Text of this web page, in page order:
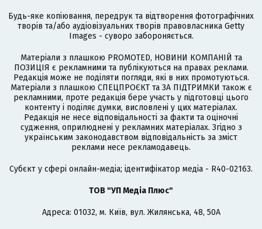
Будь-яке копіювання, передрук та відтворення фотографічних
творів та/або аудіовізуальних творів правовласника Getty
Images - суворо забороняється.
Матеріали з плашкою PROMOTED, НОВИНИ КОМПАНІЙ та
ПОЗИЦІЯ є рекламними та публікуються на правах реклами.
Редакція може не поділяти погляди, які в них промотуються.
Матеріали з плашкою СПЕЦПРОЄКТ та ЗА ПІДТРИМКИ також є
рекламними, проте редакція бере участь у підготовці цього
контенту і поділяє думки, висловлені у цих матеріалах.
Редакція не несе відповідальності за факти та оціночні
судження, оприлюднені у рекламних матеріалах. Згідно з
українським законодавством відповідальність за зміст
реклами несе рекламодавець.
Cубєкт у сфері онлайн-медіа; ідентифікатор медіа - R40-02163.
ТОВ "УП Медіа Плюс"
Адреса: 01032, м. Київ, вул. Жилянська, 48, 50А